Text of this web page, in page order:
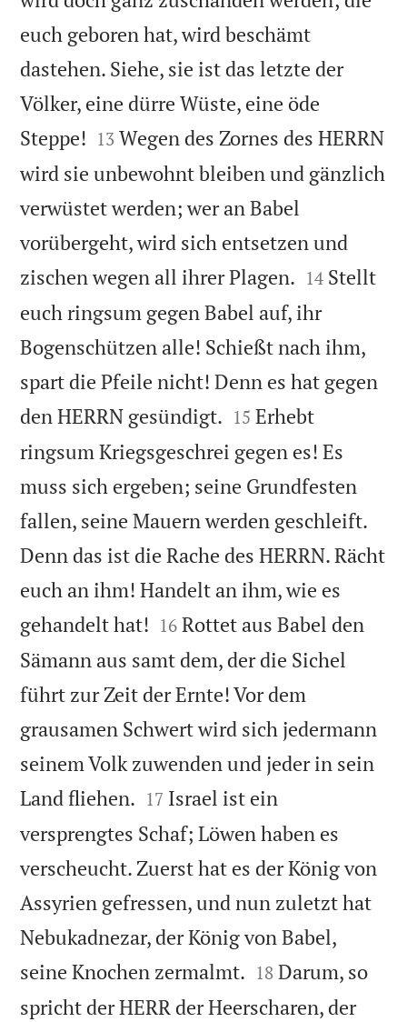
euch geboren hat, wird beschämt
dastehen. Siehe, sie ist das letzte der
Völker, eine dürre Wüste, eine öde
Steppe! 

13 Wegen des Zornes des HERRN
wird sie unbewohnt bleiben und gänzlich
verwüstet werden; wer an Babel
vorübergeht, wird sich entsetzen und
zischen wegen all ihrer Plagen. 

14 Stellt
euch ringsum gegen Babel auf, ihr
Bogenschützen alle! Schießt nach ihm,
spart die Pfeile nicht! Denn es hat gegen
den HERRN gesündigt. 

15 Erhebt
ringsum Kriegsgeschrei gegen es! Es
muss sich ergeben; seine Grundfesten
fallen, seine Mauern werden geschleift.
Denn das ist die Rache des HERRN. Rächt
euch an ihm! Handelt an ihm, wie es
gehandelt hat! 

16 Rottet aus Babel den
Sämann aus samt dem, der die Sichel
führt zur Zeit der Ernte! Vor dem
grausamen Schwert wird sich jedermann
seinem Volk zuwenden und jeder in sein
Land fliehen. 

17 Israel ist ein
versprengtes Schaf; Löwen haben es
verscheucht. Zuerst hat es der König von
Assyrien gefressen, und nun zuletzt hat
Nebukadnezar, der König von Babel,
seine Knochen zermalmt. 

18 Darum, so
spricht der HERR der Heerscharen, der